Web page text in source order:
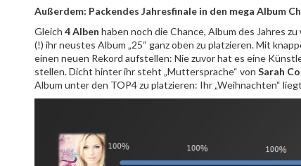
Außerdem: Packendes Jahresfinale in den mega Album
Gleich 4 Alben haben noch die Chance, Album des Jahres
(!) ihr neustes Album „25“ ganz oben zu platzieren. Mit
einen neuen Rekord aufstellen: Nie zuvor hat es eine
stellen. Dicht hinter ihr steht „Muttersprache“ von Sarah
Album unter den TOP4 zu platzieren: Ihr „Weihnachten“